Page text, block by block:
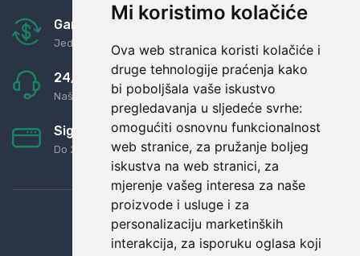
Mi koristimo kolačiće
Ova web stranica koristi kolačiće i
druge tehnologije praćenja kako
bi poboljšala vaše iskustvo
pregledavanja u sljedeće svrhe:
omogućiti osnovnu funkcionalnost
web stranice, za pružanje boljeg
iskustva na web stranici, za
mjerenje vašeg interesa za naše
proizvode i usluge i za
personalizaciju marketinških
interakcija, za isporuku oglasa koji
Garancija u povrat novaca
Jednostavno pravilo: Roba za novac
24/7 odlična podrška
Naši agenti uvijek na raspolaganju
Sigurno obročno plaćanje
Do 24 rata bez kamata